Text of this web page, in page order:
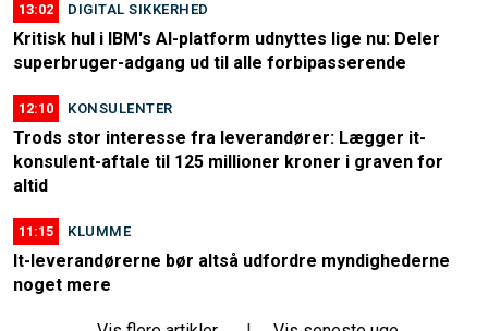
13:02 DIGITAL SIKKERHED
Kritisk hul i IBM's AI-platform udnyttes lige nu: Deler
superbruger-adgang ud til alle forbipasserende
12:10 KONSULENTER
Trods stor interesse fra leverandører: Lægger it-
konsulent-aftale til 125 millioner kroner i graven for
altid
11:15 KLUMME
It-leverandørerne bør altså udfordre myndighederne
noget mere